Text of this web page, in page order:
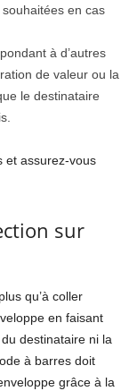
en cas
à d’autres
de valeur ou la
le destinataire
et assurez-vous
sur
qu’à coller
en faisant
destinataire ni la
à barres doit
grâce à la